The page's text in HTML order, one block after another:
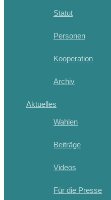
Statut
Personen
Kooperation
Archiv
Aktuelles
Wahlen
Beiträge
Videos
Für die Presse